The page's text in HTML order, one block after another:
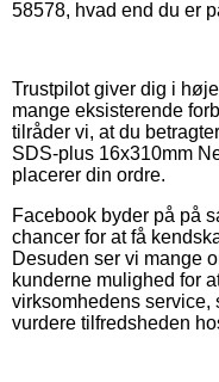
58578, hvad end du er
Trustpilot giver dig i
mange eksisterende
tilråder vi, at du
SDS-plus 16x310mm
placerer din ordre.
Facebook byder på på
chancer for at få
Desuden ser vi mange
kunderne mulighed for
virksomhedens service,
vurdere tilfredsheden